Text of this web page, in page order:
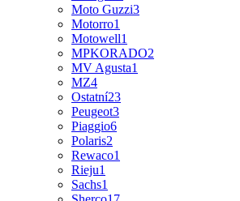
Moto Guzzi3
Motorro1
Motowell1
MPKORADO2
MV Agusta1
MZ4
Ostatní23
Peugeot3
Piaggio6
Polaris2
Rewaco1
Rieju1
Sachs1